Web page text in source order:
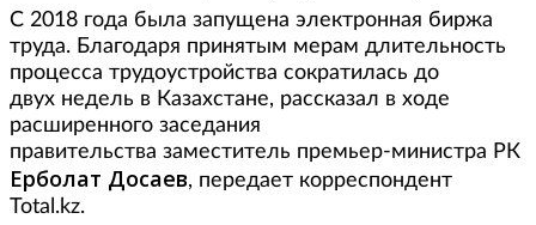
С 2018 года была запущена электронная биржа
труда. Благодаря принятым мерам длительность
процесса трудоустройства сократилась до
двух недель в Казахстане, рассказал в ходе
расширенного заседания
правительства заместитель премьер-министра РК
Ерболат Досаев, передает корреспондент
Total.kz.